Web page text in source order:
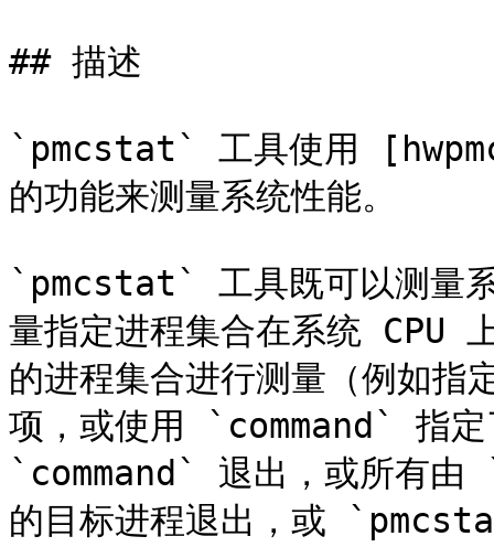
## 描述
`pmcstat` 工具使用
的功能来测量系统性能。
`pmcstat` 工具既可以测量系
量指定进程集合在系统 CPU
的进程集合进行测量（例
项，或使用 `command` 指定
`command` 退出，或所
的目标进程退出，或